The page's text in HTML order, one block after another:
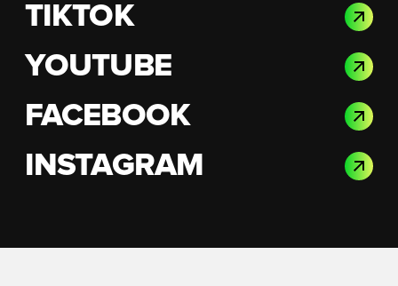
TIKTOK
YOUTUBE
FACEBOOK
INSTAGRAM